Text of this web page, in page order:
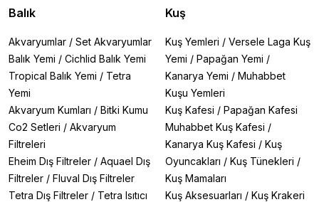
törpülenmesine yardımcı olur
ile bağışıklık sistemini
güçlendirir
Zihinsel uyarım
sağlayarak kuşlarınızın sıkılmasını
önler
Eğitim süreçlerindeetkili bir ödül aracı olarak
kullanılabilir
Çeşitli lezzet seçenekleri
ile kuşlarınızın damak
zevkine hitap eder
Ürünlerimiz arasında
ballı, meyveli, yumurtalı ve
tahıllıgibi farklı formüllerde hazırlanmış özel karışımlar
bulunmaktadır. Her biri uzman veteriner hekimlerin
gözetiminde formüle edilmiş olup, kuşlarınızın güvenle
tüketebileceği kalitededir.
Balık
Akvaryumlar / Set Akvaryumlar
Balık Yemi / Cichlid Balık Yemi
Tropical Balık Yemi / Tetra
Yemi
Akvaryum Kumları / Bitki Kumu
Co2 Setleri / Akvaryum
Filtreleri
Eheim Dış Filtreler / Aquael Dış
Filtreler / Fluval Dış Filtreler
Tetra Dış Filtreler / Tetra Isıtıcı
Kuş
Kuş Yemleri / Versele Laga Kuş
Yemi / Papağan Yemi /
Kanarya Yemi / Muhabbet
Kuşu Yemleri
Kuş Kafesi / Papağan Kafesi
Muhabbet Kuş Kafesi /
Kanarya Kuş Kafesi / Kuş
Oyuncakları / Kuş Tünekleri /
Kuş Mamaları
Kuş Aksesuarları / Kuş Krakeri